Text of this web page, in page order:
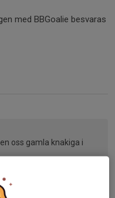
med BBGoalie besvaras
oss gamla knakiga i
samtliga målvakter, även